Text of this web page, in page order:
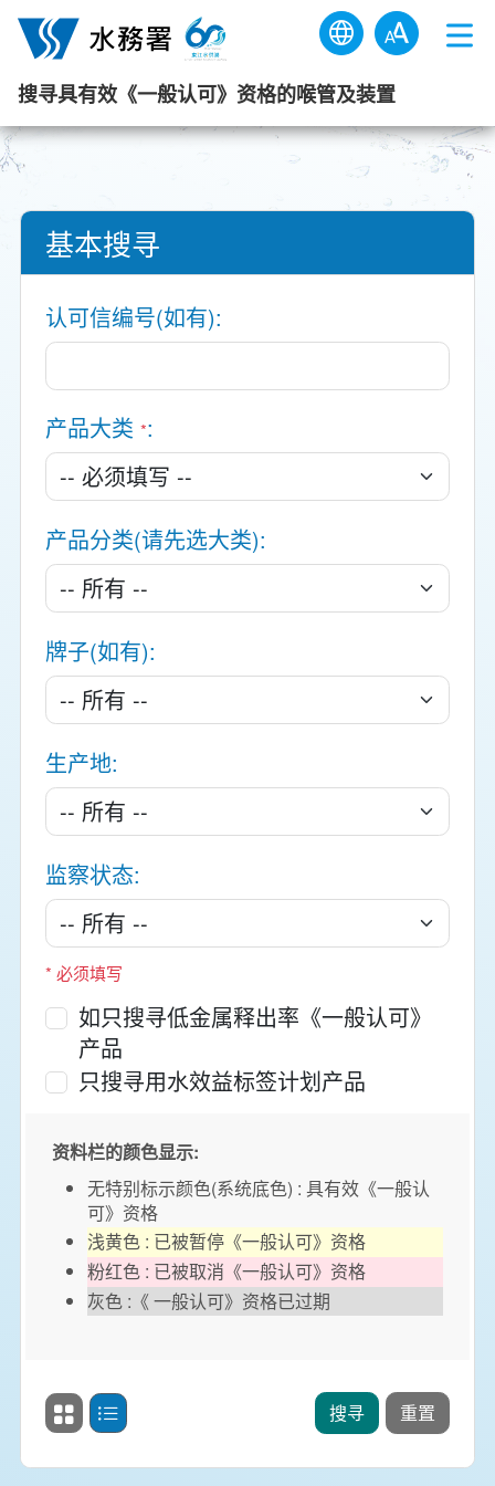
跳到内容
搜寻具有效《一般认可》资格的喉管及装置
基本搜寻
认可信编号(如有)
产品大类 *
产品分类(请先选大类)
牌子(如有)
生产地
监察状态
* 必须填写
如只搜寻低金属释出率《一般认可》
产品
只搜寻用水效益标签计划产品
资料栏的颜色显示:
无特别标示颜色(系统底色) : 具有效《一般认
可》资格
浅黄色 : 已被暂停《一般认可》资格
粉红色 : 已被取消《一般认可》资格
灰色 :《 一般认可》资格已过期
搜寻结果显示方式
图像模式表格模式 搜寻 重置